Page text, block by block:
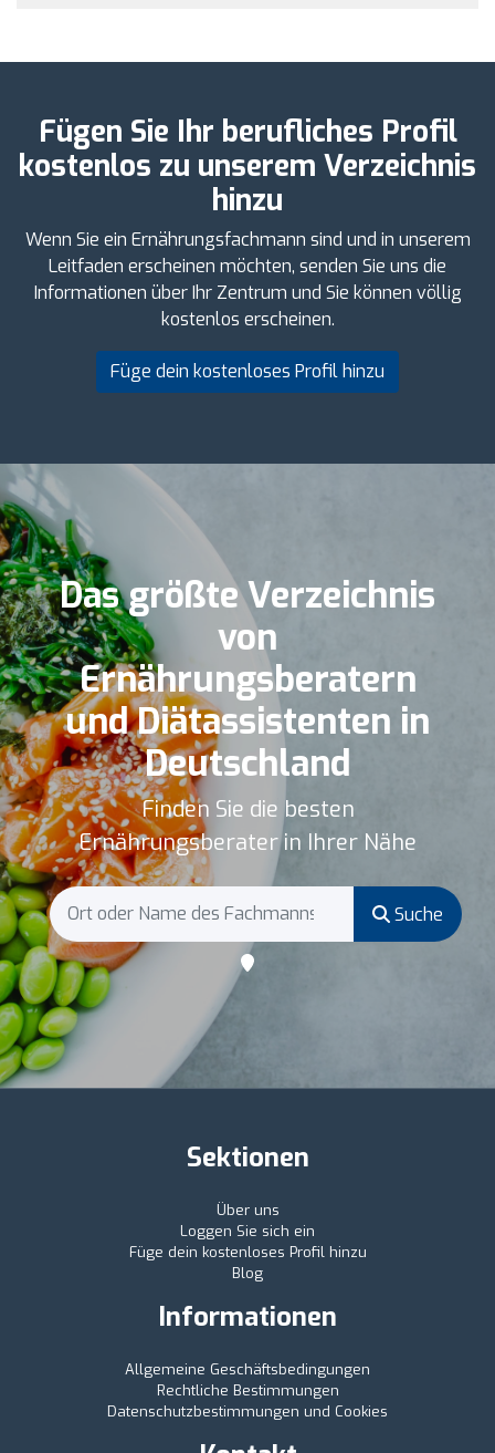
Fügen Sie Ihr berufliches Profil
kostenlos zu unserem Verzeichnis
hinzu
Wenn Sie ein Ernährungsfachmann sind und in unserem
Leitfaden erscheinen möchten, senden Sie uns die
Informationen über Ihr Zentrum und Sie können völlig
kostenlos erscheinen.
Füge dein kostenloses Profil hinzu
Das größte Verzeichnis
von
Ernährungsberatern
und Diätassistenten in
Deutschland
Finden Sie die besten
Ernährungsberater in Ihrer Nähe
Suche
Sektionen
Über uns
Loggen Sie sich ein
Füge dein kostenloses Profil hinzu
Blog
Informationen
Allgemeine Geschäftsbedingungen
Rechtliche Bestimmungen
Datenschutzbestimmungen und Cookies